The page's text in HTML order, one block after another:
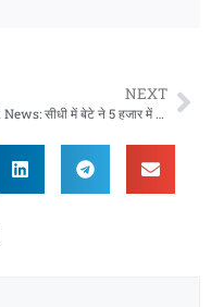
NEXT
Sidhi News: सीधी में बेटे ने 5 हजार में दी पिता की सुपारी, 10 आरोपी गिरफ्तार